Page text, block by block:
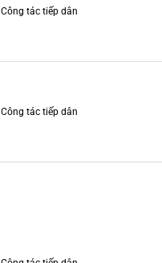
Công tác tiếp dân
Công tác tiếp dân